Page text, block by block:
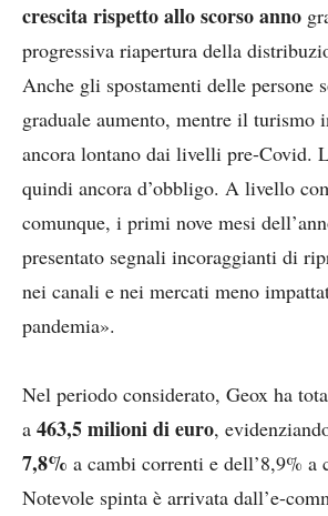
crescita rispetto allo scorso anno
progressiva riapertura della
Anche gli spostamenti delle persone
graduale aumento, mentre il turismo
ancora lontano dai livelli pre-Covid.
quindi ancora d’obbligo. A livello
comunque, i primi nove mesi
presentato segnali incoraggianti di
nei canali e nei mercati meno
pandemia».
Nel periodo considerato, Geox ha
a 463,5 milioni di euro,
7,8% a cambi correnti e dell’8,9% a
Notevole spinta è arrivata dall’e-